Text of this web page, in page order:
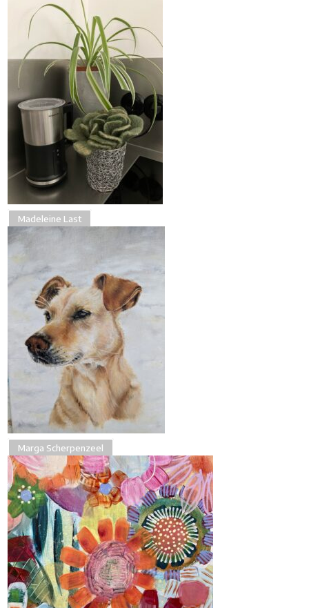
Madeleine Last
Marga Scherpenzeel